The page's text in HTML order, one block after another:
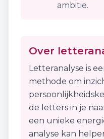
ambitie.
Over
Letteranalyse is
methode om
de letters in je
een unieke
analyse kan